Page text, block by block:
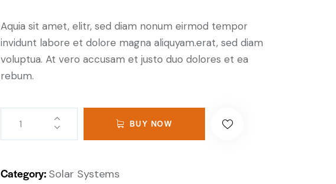
Aquia sit amet, elitr, sed diam nonum eirmod tempor
invidunt labore et dolore magna aliquyam.erat, sed diam
voluptua. At vero accusam et justo duo dolores et ea
rebum.
BUY NOW
Category: Solar Systems